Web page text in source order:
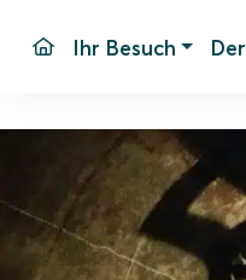
Ihr Besuch
Fahrtage und
Fahrpreise
Pakete